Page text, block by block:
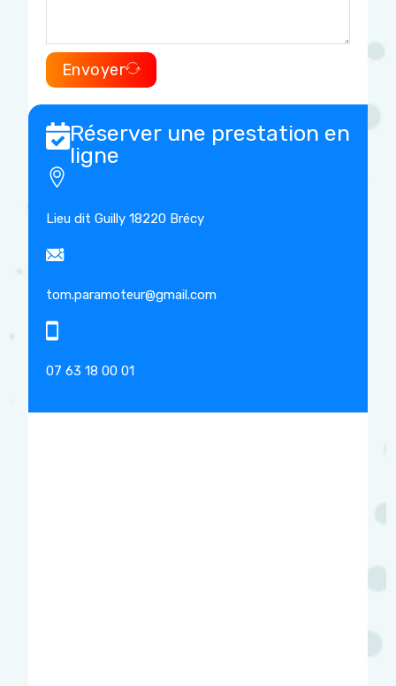
Envoyer
Lieu dit Guilly 18220 Brécy
tom.paramoteur@gmail.com
07 63 18 00 01